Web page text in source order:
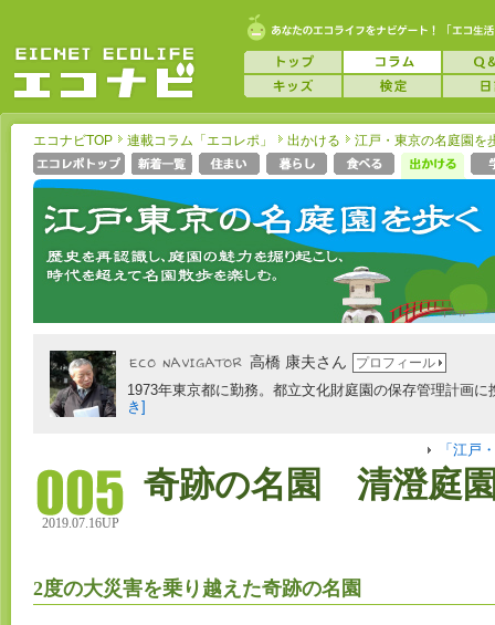
エコナビTOP 連載コラム「エコレポ」 出かける 江戸・東京の名庭園を
高橋 康夫さん
プロフィール
1973年東京都に勤務。都立文化財庭園の保存管理計画
き]
「江戸
2019.07.16UP
奇跡の名園 清澄庭
2度の大災害を乗り越えた奇跡の名園